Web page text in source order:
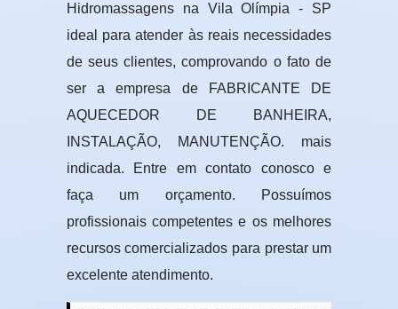
Hidromassagens na Vila Olímpia - SP
ideal para atender às reais necessidades
de seus clientes, comprovando o fato de
ser a empresa de FABRICANTE DE
AQUECEDOR DE BANHEIRA,
INSTALAÇÃO, MANUTENÇÃO. mais
indicada. Entre em contato conosco e
faça um orçamento. Possuímos
profissionais competentes e os melhores
recursos comercializados para prestar um
excelente atendimento.